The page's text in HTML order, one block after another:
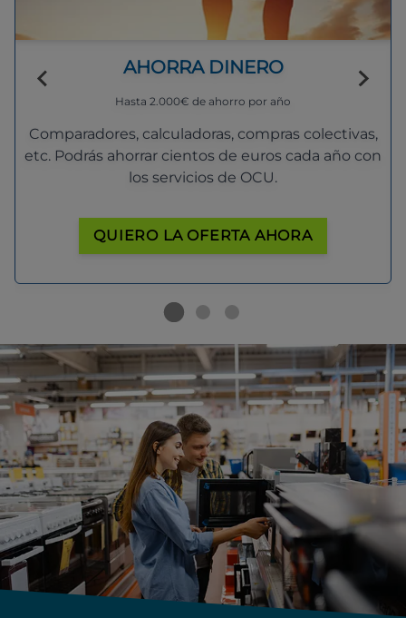
AHORRA DINERO
Hasta 2.000€ de ahorro por año
Comparadores, calculadoras, compras colectivas,
etc. Podrás ahorrar cientos de euros cada año con
los servicios de OCU.
QUIERO LA OFERTA AHORA